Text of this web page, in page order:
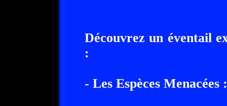
Découvrez un éventail
:
- Les Espèces Menacées :